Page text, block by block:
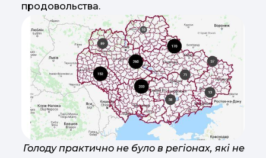
продовольства.
Голоду практично не було в регіонах, які не